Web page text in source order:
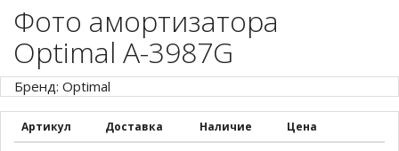
Фото амортизатора
Optimal A-3987G
Бренд: Optimal
Артикул Доставка Наличие Цена